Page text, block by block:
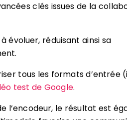
clés issues de la
évoluer, réduisant ainsi sa
tous les formats d’entrée
test de Google.
l’encodeur, le résultat est